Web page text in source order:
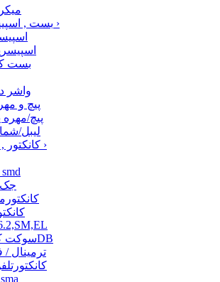
›
بست
واشر
پیچ و
پیچ/مهره
لیبل/
›
پین هدر smd
سوکت کامپیوترDB
ترمینال
کانکتور sma